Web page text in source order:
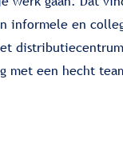
informele en
met een hecht